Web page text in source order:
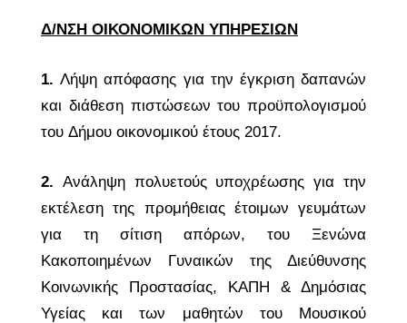
Δ/ΝΣΗ ΟΙΚΟΝΟΜΙΚΩΝ ΥΠΗΡΕΣΙΩΝ
1. Λήψη απόφασης για την έγκριση δαπανών
και διάθεση πιστώσεων του προϋπολογισμού
του Δήμου οικονομικού έτους 2017.
2. Ανάληψη πολυετούς υποχρέωσης για την
εκτέλεση της προμήθειας έτοιμων γευμάτων
για τη σίτιση απόρων, του Ξενώνα
Κακοποιημένων Γυναικών της Διεύθυνσης
Κοινωνικής Προστασίας, ΚΑΠΗ & Δημόσιας
Υγείας και των μαθητών του Μουσικού